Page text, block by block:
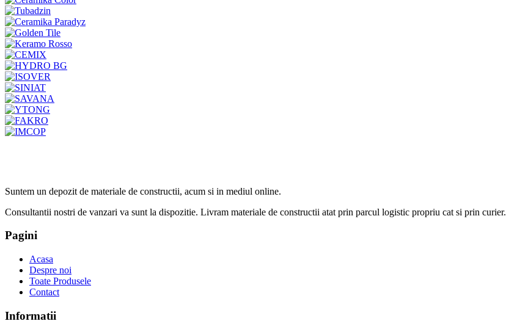
Suntem un depozit de materiale de constructii, acum si in mediul online.
Consultantii nostri de vanzari va sunt la dispozitie. Livram materiale de constructii atat prin parcul logistic propriu cat si prin curier.
Pagini
Acasa
Despre noi
Toate Produsele
Contact
Informatii